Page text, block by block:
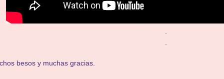
besos y muchas gracias.